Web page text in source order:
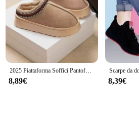
2025 Piattaforma Soffici Pantofole Donna/Uomo Casa Appartamenti Moda Peluche Scarpe Invernali Donna Casa Elegante Calzature Casual di Grandi Dimensioni
8,89€ 8,39€